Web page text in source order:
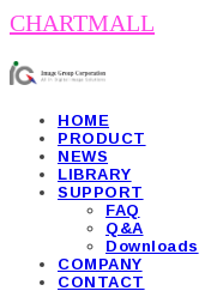
CHARTMALL
HOME
PRODUCT
NEWS
LIBRARY
SUPPORT
FAQ
Q&A
Downloads
COMPANY
CONTACT